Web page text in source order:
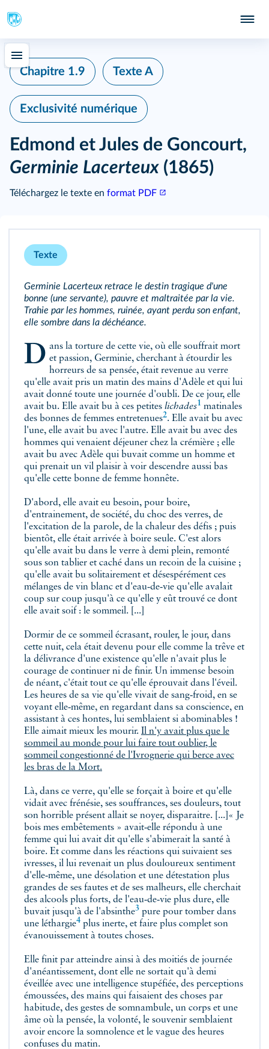
Chapitre 1.9 Texte A
Exclusivité numérique
Edmond et Jules de Goncourt,
Germinie Lacerteux (1865)
Téléchargez le texte en format PDF
Texte
Germinie Lacerteux retrace le destin tragique d'une
bonne (une servante), pauvre et maltraitée par la vie.
Trahie par les hommes, ruinée, ayant perdu son enfant,
elle sombre dans la déchéance.
Dans la torture de cette vie, où elle souffrait mort et passion, Germinie, cherchant à étourdir les
horreurs de sa pensée, était revenue au verre
qu'elle avait pris un matin des mains d'Adèle et qui lui
avait donné toute une journée d'oubli. De ce jour, elle
avait bu. Elle avait bu à ces petites lichades1 matinales
des bonnes de femmes entretenues2. Elle avait bu avec
l'une, elle avait bu avec l'autre. Elle avait bu avec des
hommes qui venaient déjeuner chez la crémière ; elle
avait bu avec Adèle qui buvait comme un homme et
qui prenait un vil plaisir à voir descendre aussi bas
qu'elle cette bonne de femme honnête.
D'abord, elle avait eu besoin, pour boire,
d'entrainement, de société, du choc des verres, de
l'excitation de la parole, de la chaleur des défis ; puis
bientôt, elle était arrivée à boire seule. C'est alors
qu'elle avait bu dans le verre à demi plein, remonté
sous son tablier et caché dans un recoin de la cuisine ;
qu'elle avait bu solitairement et désespérément ces
mélanges de vin blanc et d'eau‑de‑vie qu'elle avalait
coup sur coup jusqu'à ce qu'elle y eût trouvé ce dont
elle avait soif : le sommeil. [...]
Dormir de ce sommeil écrasant, rouler, le jour, dans
cette nuit, cela était devenu pour elle comme la trêve et
la délivrance d'une existence qu'elle n'avait plus le
courage de continuer ni de finir. Un immense besoin
de néant, c'était tout ce qu'elle éprouvait dans l'éveil.
Les heures de sa vie qu'elle vivait de sang‑froid, en se
voyant elle‑même, en regardant dans sa conscience, en
assistant à ces hontes, lui semblaient si abominables !
Elle aimait mieux les mourir. Il n'y avait plus que le
sommeil au monde pour lui faire tout oublier, le
sommeil congestionné de l'Ivrognerie qui berce avec
les bras de la Mort.
Là, dans ce verre, qu'elle se forçait à boire et qu'elle
vidait avec frénésie, ses souffrances, ses douleurs, tout
son horrible présent allait se noyer, disparaitre. [...]« Je
bois mes embêtements » avait‑elle répondu à une
femme qui lui avait dit qu'elle s'abimerait la santé à
boire. Et comme dans les réactions qui suivaient ses
ivresses, il lui revenait un plus douloureux sentiment
d'elle‑même, une désolation et une détestation plus
grandes de ses fautes et de ses malheurs, elle cherchait
des alcools plus forts, de l'eau‑de‑vie plus dure, elle
buvait jusqu'à de l'absinthe3 pure pour tomber dans
une léthargie4 plus inerte, et faire plus complet son
évanouissement à toutes choses.
Elle finit par atteindre ainsi à des moitiés de journée
d'anéantissement, dont elle ne sortait qu'à demi
éveillée avec une intelligence stupéfiée, des perceptions
émoussées, des mains qui faisaient des choses par
habitude, des gestes de somnambule, un corps et une
âme où la pensée, la volonté, le souvenir semblaient
avoir encore la somnolence et le vague des heures
confuses du matin.